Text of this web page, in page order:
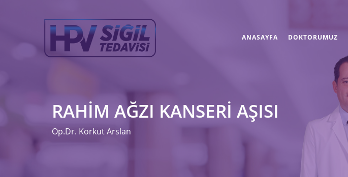
ANASAYFA DOKTORUMUZ
RAHIM AĞZI KANSERI AŞISI
Op.Dr. Korkut Arslan